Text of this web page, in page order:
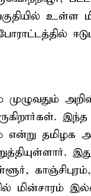
உள்ள
தமிழக
மின்சாரம்